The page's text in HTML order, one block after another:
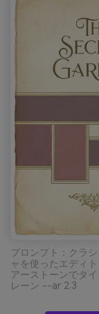
プロンプト：クラ
ャを使ったエディ
アーストーンでタ
レーン --ar 2:3